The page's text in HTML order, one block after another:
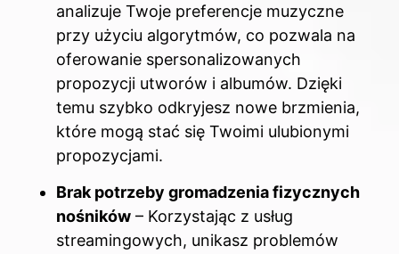
analizuje Twoje preferencje muzyczne
przy użyciu algorytmów, co pozwala na
oferowanie spersonalizowanych
propozycji utworów i albumów. Dzięki
temu szybko odkryjesz nowe brzmienia,
które mogą stać się Twoimi ulubionymi
propozycjami.
Brak potrzeby gromadzenia fizycznych
nośników – Korzystając z usług
streamingowych, unikasz problemów